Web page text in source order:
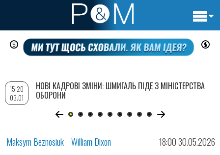
Перейти
до
вмісту
Maksym Beznosiuk William Dixon 18:00 30.05.2026
15:20
03.01
НОВІ КАДРОВІ ЗМІНИ: ШМИГАЛЬ ПІДЕ З МІНІСТЕРСТВА
ОБОРОНИ